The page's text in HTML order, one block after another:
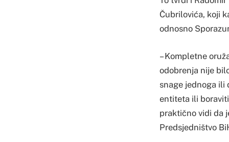
Čubrilovića, koji
odnosno
– Kompletne
odobrenja nije
snage jednoga
entiteta ili
praktično vidi da
Predsjedništvo